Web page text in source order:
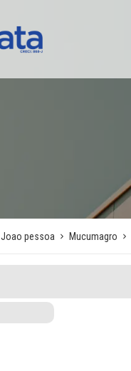
Joao pessoa Mucumagro